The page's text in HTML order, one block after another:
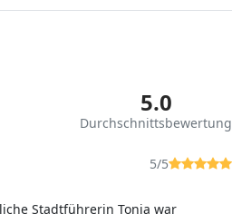
5.0
Durchschnittsbewertung
5/5
Stadtführerin Tonia war